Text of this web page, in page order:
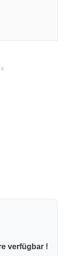
6
verfügbar !